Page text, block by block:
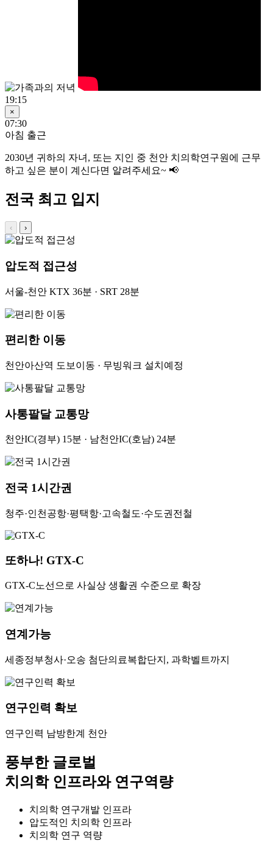
19:15
×
07:30
아침 출근
2030년 귀하의 자녀, 또는 지인 중 천안 치의학연구원에 근무
하고 싶은 분이 계신다면 알려주세요~ 📢
전국 최고 입지
‹ ›
압도적 접근성
서울-천안 KTX 36분 · SRT 28분
편리한 이동
천안아산역 도보이동 · 무빙워크 설치예정
사통팔달 교통망
천안IC(경부) 15분 · 남천안IC(호남) 24분
전국 1시간권
청주·인천공항·평택항·고속철도·수도권전철
또하나! GTX-C
GTX-C노선으로 사실상 생활권 수준으로 확장
연계가능
세종정부청사·오송 첨단의료복합단지, 과학벨트까지
연구인력 확보
연구인력 남방한계 천안
풍부한 글로벌
치의학 인프라와 연구역량
치의학 연구개발 인프라
압도적인 치의학 인프라
치의학 연구 역량